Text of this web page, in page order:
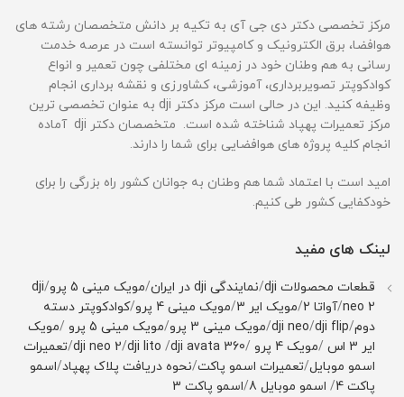
مرکز تخصصی دکتر دی جی آی به تکیه بر دانش متخصصان رشته های
هوافضا، برق الکترونیک و کامپیوتر توانسته است در عرصه خدمت
رسانی به هم وطنان خود در زمینه ای مختلفی چون تعمیر و انواع
کوادکوپتر تصویربرداری، آموزشی، کشاورزی و نقشه برداری انجام
وظیفه کنید. این در حالی است مرکز دکتر dji به عنوان تخصصی ترین
مرکز تعمیرات پهپاد شناخته شده است. متخصصان دکتر dji آماده
انجام کلیه پروژه های هوافضایی برای شما را دارند.
امید است با اعتماد شما هم وطنان به جوانان کشور راه بزرگی را برای
خودکفایی کشور طی کنیم.
لینک های مفید
قطعات محصولات dji /نمایندگی dji در ایران /مویک مینی 5 پرو /
dji
neo 2
/آواتا 2 /مویک ایر 3 /مویک مینی 4 پرو /کوادکوپتر دسته
دوم/
dji neo/dji flip
/مویک مینی 3 پرو /مویک مینی 5 پرو /مویک
ایر 3 اس
/مویک 4 پرو /
dji neo 2/dji lito /dji avata 360
/تعمیرات
اسمو موبایل/تعمیرات اسمو پاکت/نحوه دریافت پلاک پهپاد/اسمو
پاکت 4
/ اسمو موبایل 8 /اسمو پاکت 3